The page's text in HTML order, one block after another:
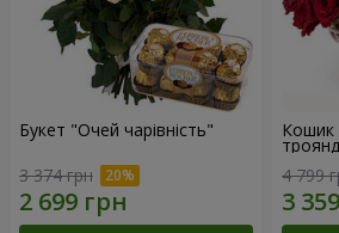
Букет "Очей чарівність"
3 374 грн
Кошик
4 799